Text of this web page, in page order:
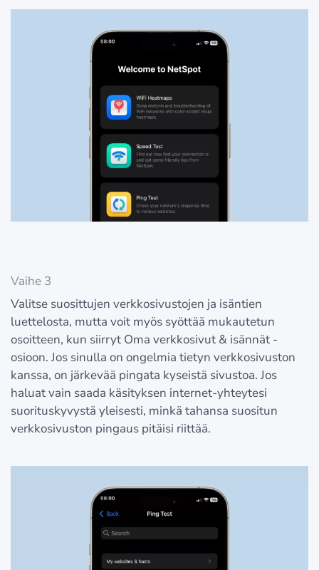
Vaihe 3
Valitse suosittujen verkkosivustojen ja isäntien
luettelosta, mutta voit myös syöttää mukautetun
osoitteen, kun siirryt Oma verkkosivut & isännät -
osioon. Jos sinulla on ongelmia tietyn verkkosivuston
kanssa, on järkevää pingata kyseistä sivustoa. Jos
haluat vain saada käsityksen internet-yhteytesi
suorituskyvystä yleisesti, minkä tahansa suositun
verkkosivuston pingaus pitäisi riittää.